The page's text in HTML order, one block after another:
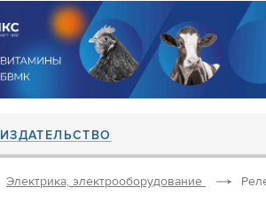
ИЗДАТЕЛЬСТВО
Электрика, электрооборудование